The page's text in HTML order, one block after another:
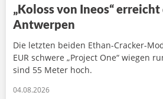
„Koloss von Ineos“
Antwerpen
Die letzten beiden Ethan-Cracker-
EUR schwere „Project One“ wiegen
sind 55 Meter hoch.
04.08.2026